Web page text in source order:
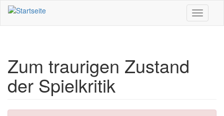
Direkt zum Inhalt
Toggle
Zum traurigen Zustand
der Spielkritik